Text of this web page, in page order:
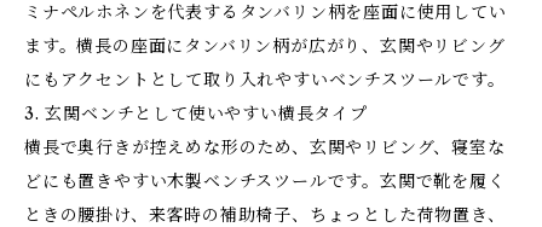
ミナペルホネンを代表するタンバリン柄を座面に使用してい
ます。横長の座面にタンバリン柄が広がり、玄関やリビング
にもアクセントとして取り入れやすいベンチスツールです。
3. 玄関ベンチとして使いやすい横長タイプ
横長で奥行きが控えめな形のため、玄関やリビング、寝室な
どにも置きやすい木製ベンチスツールです。玄関で靴を履く
ときの腰掛け、来客時の補助椅子、ちょっとした荷物置き、